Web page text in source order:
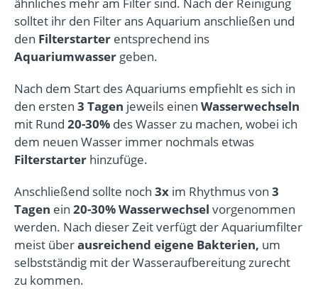
solltet ihr den Filter ans Aquarium anschließen und
den Filterstarter entsprechend ins
Aquariumwasser geben.
Nach dem Start des Aquariums empfiehlt es sich in
den ersten 3 Tagen jeweils einen Wasserwechseln
mit Rund 20-30% des Wasser zu machen, wobei ich
dem neuen Wasser immer nochmals etwas
Filterstarter hinzufüge.
Anschließend sollte noch 3x im Rhythmus von 3
Tagen ein 20-30% Wasserwechsel vorgenommen
werden. Nach dieser Zeit verfügt der Aquariumfilter
meist überausreichend eigene Bakterien, um
selbstständig mit der Wasseraufbereitung zurecht
zu kommen.